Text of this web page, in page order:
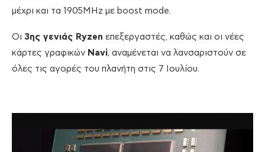
μέχρι και τα 1905MHz με boost mode.
Οι 3ης γενιάς Ryzen επεξεργαστές, καθώς και οι νέες
κάρτες γραφικών Navi, αναμένεται να λανσαριστούν σε
όλες τις αγορές του πλανήτη στις 7 Ιουλίου.